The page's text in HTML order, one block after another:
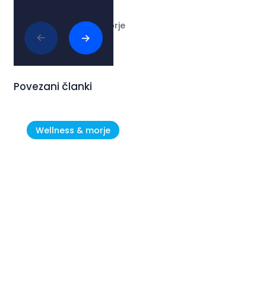
Tags: #wellness & morje
Povezani članki
Wellness & morje